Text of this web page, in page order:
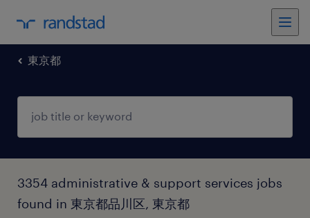
東京都
3354 administrative & support services jobs
found in 東京都品川区, 東京都